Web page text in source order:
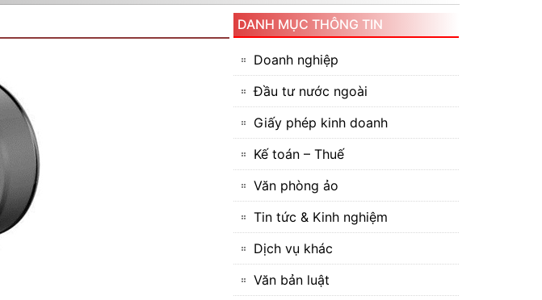
DANH MỤC THÔNG TIN
Doanh nghiệp
Đầu tư nước ngoài
Giấy phép kinh doanh
Kế toán – Thuế
Văn phòng ảo
Tin tức & Kinh nghiệm
Dịch vụ khác
Văn bản luật